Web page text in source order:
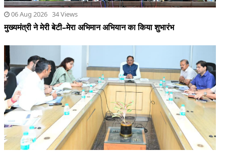
06 Aug 2026 37 Views
शासन की जनकल्याणकारी योजनाओं का करें समयबद्ध क्रियान्वयन , प्रत्येक
पात्र व्यक्ति को मिले शासन की योजनाओं का लाभ : मुख्यमंत्री साय